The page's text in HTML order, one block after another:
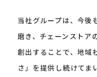
当社グループは、今後
磨き、チェーンストア
創出することで、地域
さ」を提供し続けてま